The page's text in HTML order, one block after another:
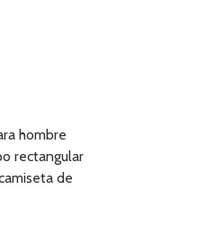
hombre
rectangular
de